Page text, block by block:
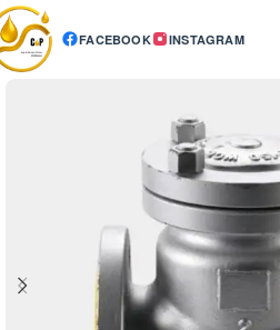
FACEBOOK INSTAGRAM